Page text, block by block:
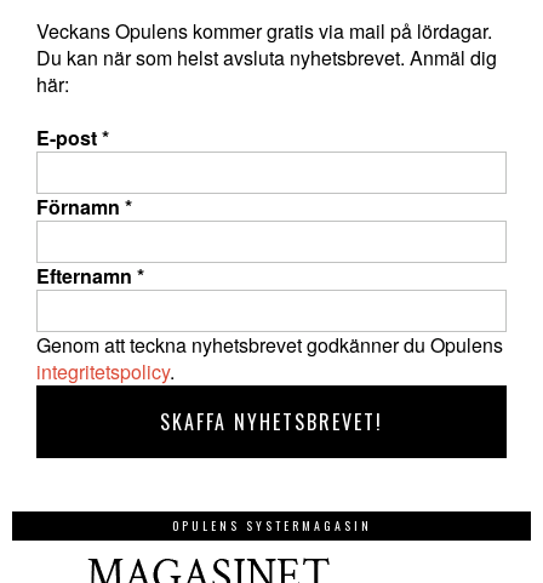
Veckans Opulens kommer gratis via mail på lördagar.
Du kan när som helst avsluta nyhetsbrevet. Anmäl dig
här:
E-post*
Förnamn *
Efternamn *
Genom att teckna nyhetsbrevet godkänner du Opulens
integritetspolicy.
OPULENS SYSTERMAGASIN